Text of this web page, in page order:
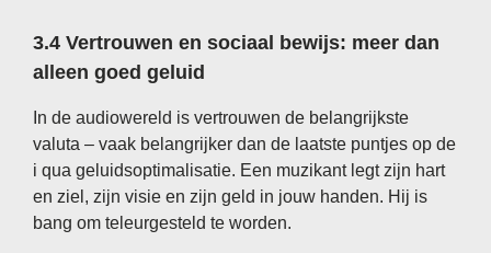
3.4 Vertrouwen en sociaal bewijs: meer dan
alleen goed geluid
In de audiowereld is vertrouwen de belangrijkste
valuta – vaak belangrijker dan de laatste puntjes op de
i qua geluidsoptimalisatie. Een muzikant legt zijn hart
en ziel, zijn visie en zijn geld in jouw handen. Hij is
bang om teleurgesteld te worden.